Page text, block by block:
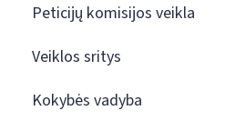
Peticijų komisijos veikla
Veiklos sritys
Kokybės vadyba